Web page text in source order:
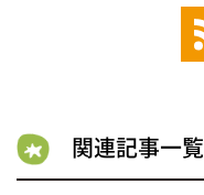
関連記事一覧